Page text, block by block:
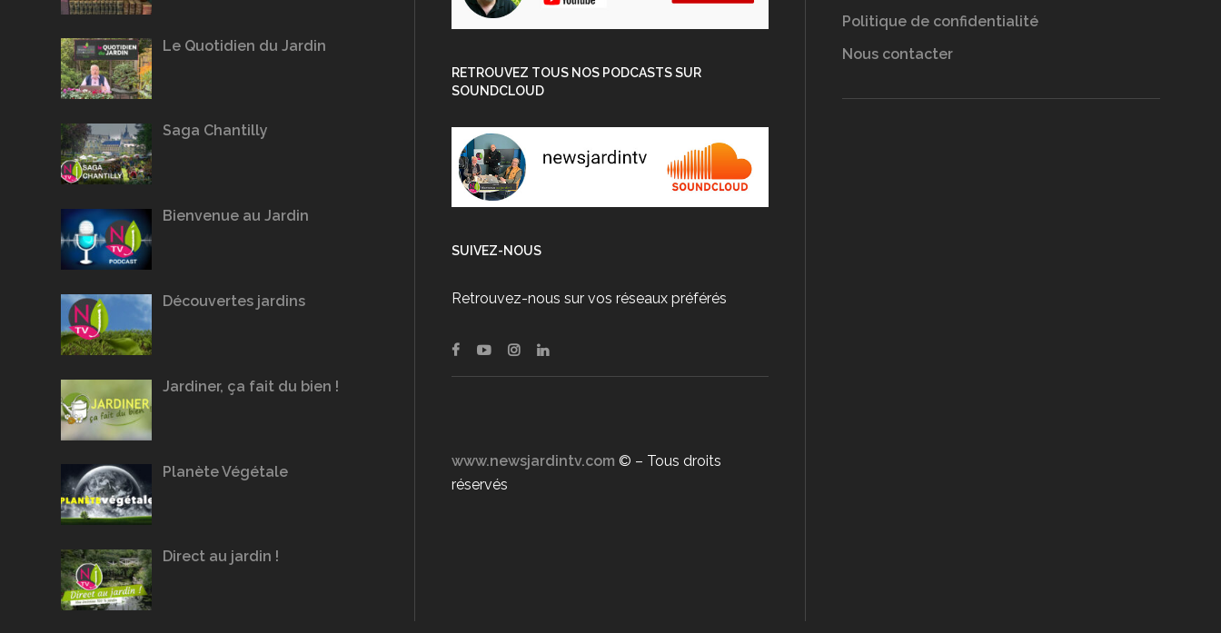
Le Quotidien du Jardin
Saga Chantilly
Bienvenue au Jardin
Découvertes jardins
Jardiner, ça fait du bien !
Planète Végétale
Direct au jardin !
RETROUVEZ TOUS NOS PODCASTS SUR
SOUNDCLOUD
SUIVEZ-NOUS
Retrouvez-nous sur vos réseaux préférés
www.newsjardintv.com © – Tous droits
réservés
Politique de confidentialité
Nous contacter